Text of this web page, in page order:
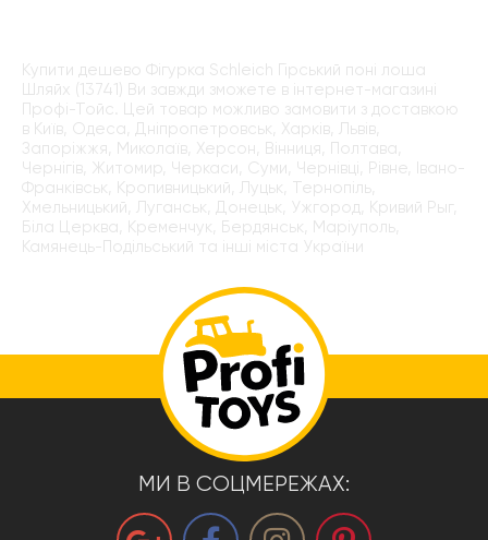
Купити дешево Фігурка Schleich Гірський поні лоша
Шляйх (13741) Ви завжди зможете в інтернет-магазині
Профі-Тойс. Цей товар можливо замовити з доставкою
в Київ, Одеса, Дніпропетровськ, Харків, Львів,
Запоріжжя, Миколаїв, Херсон, Вінниця, Полтава,
Чернігів, Житомир, Черкаси, Суми, Чернівці, Рівне, Івано-
Франківськ, Кропивницький, Луцьк, Тернопіль,
Хмельницький, Луганськ, Донецьк, Ужгород, Кривий Рыг,
Біла Церква, Кременчук, Бердянськ, Маріуполь,
Камянець-Подільський та інші міста України
МИ В СОЦМЕРЕЖАХ: